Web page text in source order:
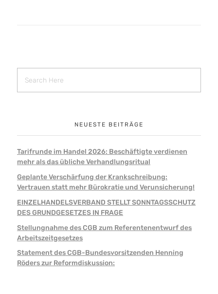
NEUESTE BEITRÄGE
Tarifrunde im Handel 2026: Beschäftigte verdienen
mehr als das übliche Verhandlungsritual
Geplante Verschärfung der Krankschreibung:
Vertrauen statt mehr Bürokratie und Verunsicherung!
EINZELHANDELSVERBAND STELLT SONNTAGSSCHUTZ
DES GRUNDGESETZES IN FRAGE
Stellungnahme des CGB zum Referentenentwurf des
Arbeitszeitgesetzes
Statement des CGB-Bundesvorsitzenden Henning
Röders zur Reformdiskussion: